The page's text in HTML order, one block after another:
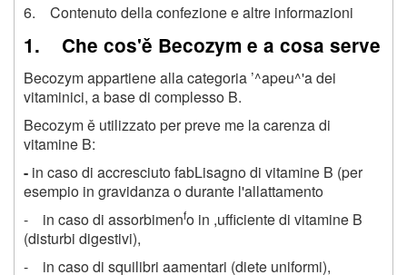
6. Contenuto della confezione e altre informazioni
1. Che cos'ě Becozym e a cosa serve
Becozym appartiene alla categoria ’^apeu^'a dei
vitaminici, a base di complesso B.
Becozym ě utilizzato per preve me la carenza di
vitamine B:
- in caso di accresciuto fabLisagno di vitamine B (per
esempio in gravidanza o durante l'allattamento
- in caso di assorbimenfo in ,ufficiente di vitamine B
(disturbi digestivi),
- in caso di squilibri aamentari (diete uniformi),